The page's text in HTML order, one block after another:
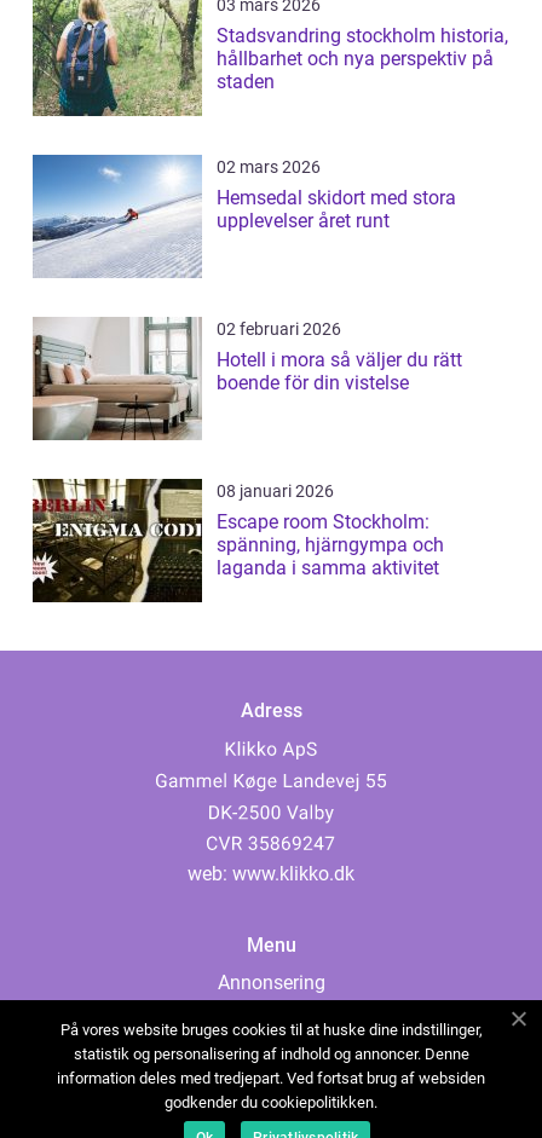
03 mars 2026
Stadsvandring stockholm historia,
hållbarhet och nya perspektiv på
staden
02 mars 2026
Hemsedal skidort med stora
upplevelser året runt
02 februari 2026
Hotell i mora så väljer du rätt
boende för din vistelse
08 januari 2026
Escape room Stockholm:
spänning, hjärngympa och
laganda i samma aktivitet
Adress
web: www.klikko.dk
Menu
Annonsering
Cookies
Kontakta oss
Sitemap
På vores website bruges cookies til at huske dine indstillinger,
statistik og personalisering af indhold og annoncer. Denne
information deles med tredjepart. Ved fortsat brug af websiden
godkender du cookiepolitikken.